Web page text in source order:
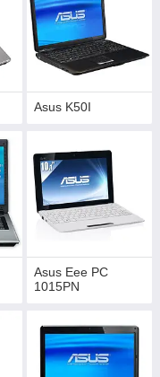
Asus K50I
Asus Eee PC
1015PN